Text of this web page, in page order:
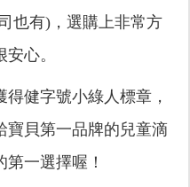
也有)，選購上非常方
心。
健字號小綠人標章，
寶貝第一品牌的兒童滴
一選擇喔！